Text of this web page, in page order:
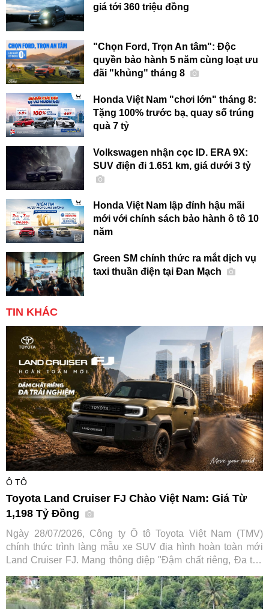
giá tới 360 triệu đồng
"Chọn Ford, Trọn An tâm": Độc
quyền bảo hành 5 năm cùng loạt ưu
đãi "khủng" tháng 8
Honda Việt Nam "chơi lớn" tháng 8:
Tặng 100% trước bạ, quay số trúng
quà 7 tỷ
Volkswagen nhận cọc ID. ERA 9X:
SUV điện đi 1.651 km, giá dưới 3 tỷ
Honda Việt Nam lập đỉnh hậu mãi
mới với chính sách bảo hành ô tô 10
năm
Green SM chính thức ra mắt dịch vụ
taxi thuần điện tại Đan Mạch
TIN KHÁC
Ô TÔ
Toyota Land Cruiser FJ Chào Việt Nam: Giá Từ
1,198 Tỷ Đồng
Ngày 28/07/2026, Công ty Ô tô Toyota Việt Nam (TMV)
chính thức trình làng mẫu xe SUV địa hình hoàn toàn mới
Land Cruiser FJ. Mang thông điệp "Đậm chất riêng, Đa trải
hàng tiếp cận dòng xe huyền thoại vốn đã có lịch sử hơn 70
năm của hãng xe Nhật Bản.